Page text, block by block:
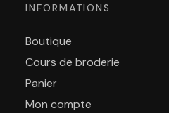
INFORMATIONS
Boutique
Cours de broderie
Panier
Mon compte